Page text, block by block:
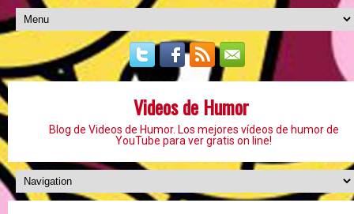
Videos de Humor
Blog de Videos de Humor. Los mejores vídeos de humor de
YouTube para ver gratis on line!